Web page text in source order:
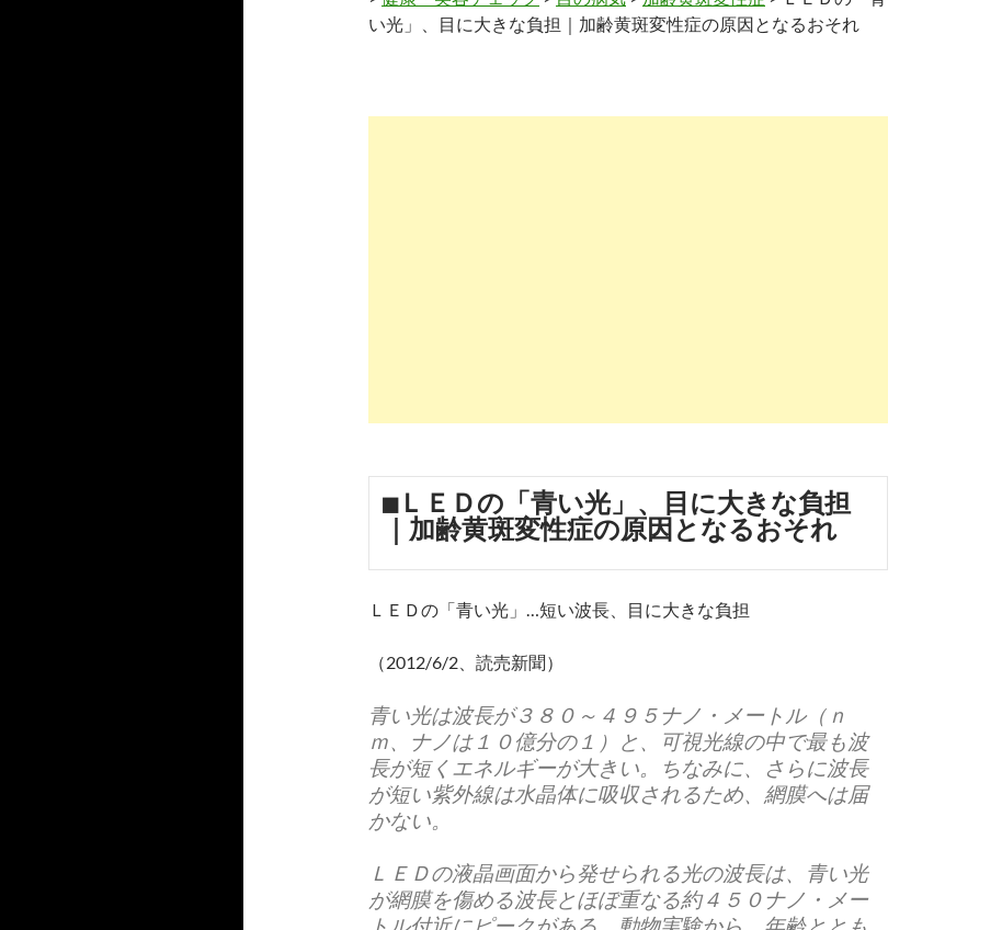
い光」、目に大きな負担｜加齢黄斑変性症の原因となるおそれ
■ＬＥＤの「青い光」、目に大きな負担
｜加齢黄斑変性症の原因となるおそれ
ＬＥＤの「青い光」…短い波長、目に大きな負担
（2012/6/2、読売新聞）
青い光は波長が３８０～４９５ナノ・メートル（ｎ
ｍ、ナノは１０億分の１）と、可視光線の中で最も波
長が短くエネルギーが大きい。ちなみに、さらに波長
が短い紫外線は水晶体に吸収されるため、網膜へは届
かない。
ＬＥＤの液晶画面から発せられる光の波長は、青い光
が網膜を傷める波長とほぼ重なる約４５０ナノ・メー